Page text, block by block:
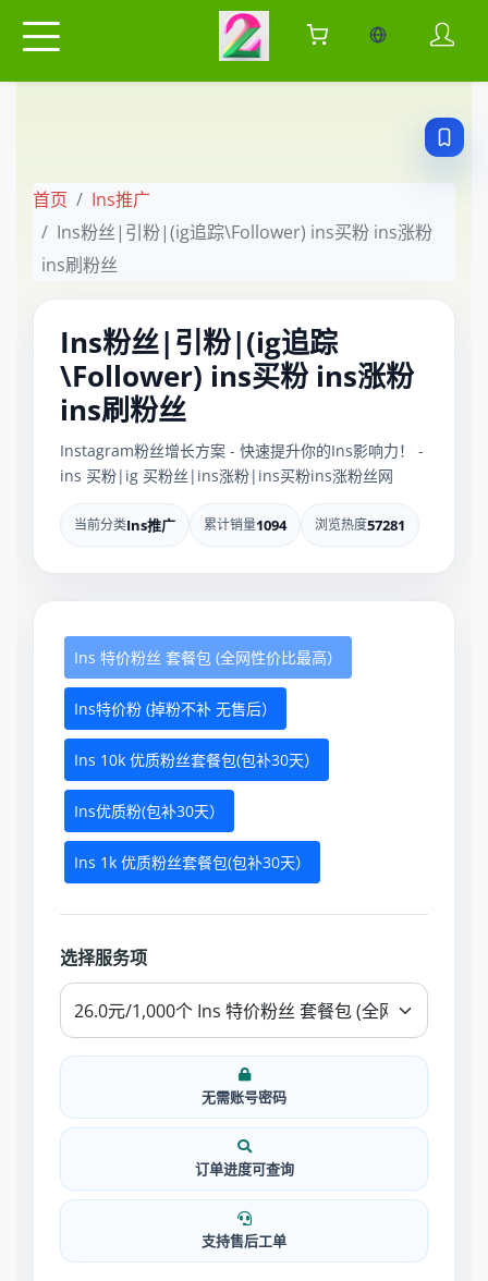
当前语言：中
首页
Ins推广
Ins粉丝|引粉|(ig追踪\Follower) ins买粉 ins涨粉
ins刷粉丝
Ins粉丝|引粉|(ig追踪
\Follower) ins买粉 ins涨粉
ins刷粉丝
Instagram粉丝增长方案 - 快速提升你的Ins影响力！ -
ins 买粉|ig 买粉丝|ins涨粉|ins买粉ins涨粉丝网
当前分类Ins推广 累计销量1094 浏览热度57281
Ins 特价粉丝 套餐包 (全网性价比最高）
Ins特价粉 (掉粉不补 无售后）
Ins 10k 优质粉丝套餐包(包补30天）
Ins优质粉(包补30天）
Ins 1k 优质粉丝套餐包(包补30天）
选择服务项
无需账号密码
订单进度可查询
支持售后工单